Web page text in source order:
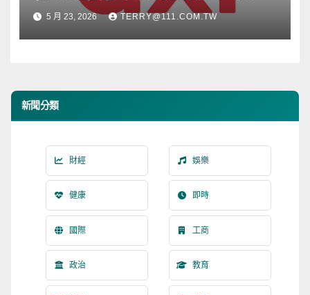
根源」宣傳活動
5 月 23, 2026 TERRY@111.COM.TW
新聞分類
財經 娛樂
健康 即時
國際 工商
政治 教育